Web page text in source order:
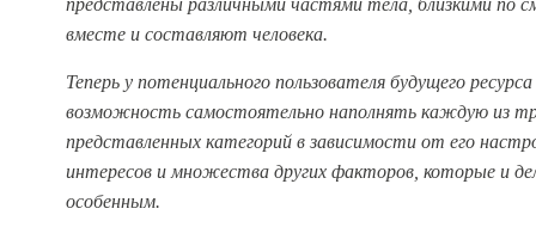
представлены различными частями тела, близкими по
вместе и составляют человека.
Теперь у потенциального пользователя будущего
возможность самостоятельно наполнять каждую из
представленных категорий в зависимости от его
интересов и множества других факторов, которые и
особенным.